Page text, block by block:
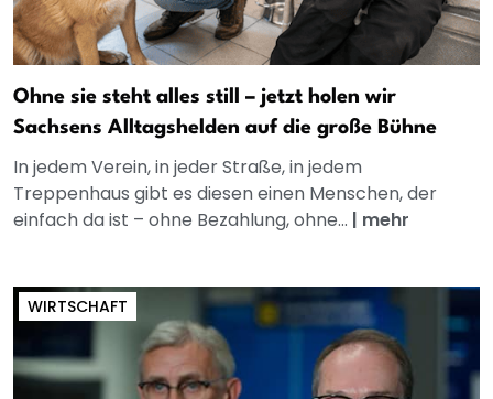
Ohne sie steht alles still – jetzt holen wir
Sachsens Alltagshelden auf die große Bühne
In jedem Verein, in jeder Straße, in jedem
Treppenhaus gibt es diesen einen Menschen, der
einfach da ist – ohne Bezahlung, ohne... | mehr
WIRTSCHAFT